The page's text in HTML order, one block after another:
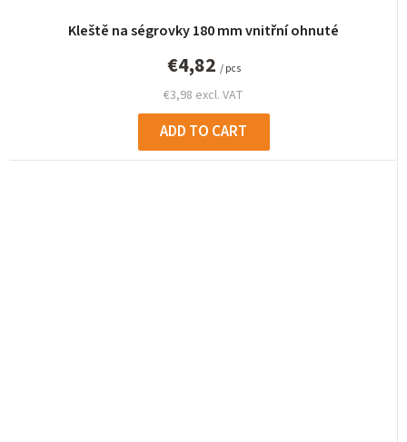
Kleště na ségrovky 180 mm vnitřní ohnuté
€3,98 excl. VAT
€4,82 / pcs
ADD TO CART